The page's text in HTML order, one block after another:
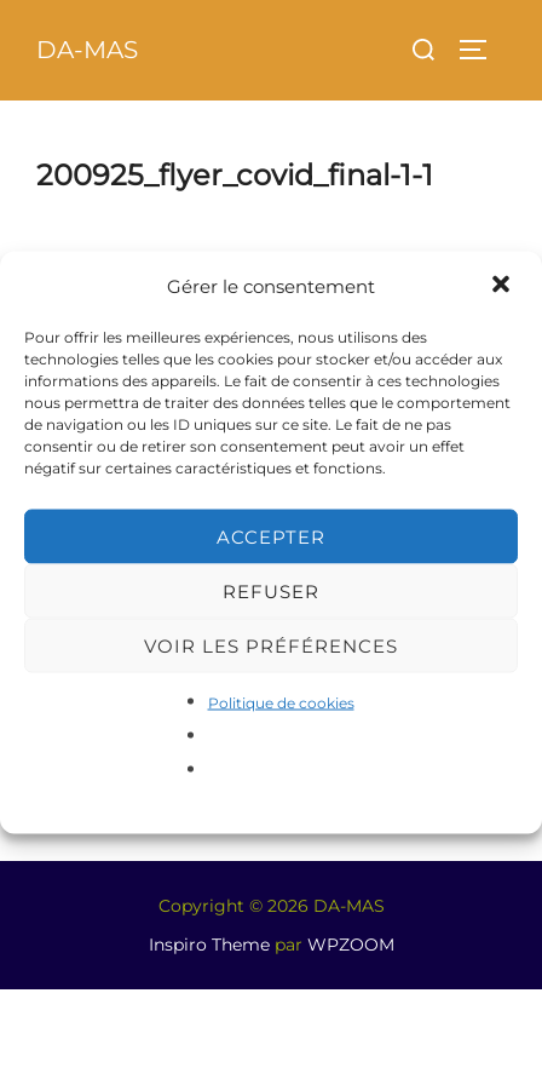
Gérer le consentement
Pour offrir les meilleures expériences, nous utilisons des
technologies telles que les cookies pour stocker et/ou accéder aux
informations des appareils. Le fait de consentir à ces technologies
nous permettra de traiter des données telles que le comportement
de navigation ou les ID uniques sur ce site. Le fait de ne pas
consentir ou de retirer son consentement peut avoir un effet
négatif sur certaines caractéristiques et fonctions.
ACCEPTER
REFUSER
VOIR LES PRÉFÉRENCES
Politique de cookies
DA-MAS Rechercher :
200925_flyer_covid_final-1-1
Copyright © 2026 DA-MAS
Inspiro Themepar WPZOOM